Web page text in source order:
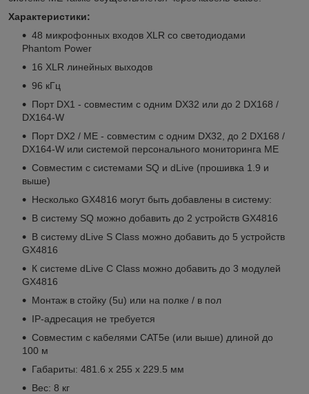
Характеристики:
48 микрофонных входов XLR со светодиодами
Phantom Power
16 XLR линейных выходов
96 кГц
Порт DX1 - совместим с одним DX32 или до 2 DX168 /
DX164-W
Порт DX2 / ME - совместим с одним DX32, до 2 DX168 /
DX164-W или системой персонального мониторинга ME
Совместим с системами SQ и dLive (прошивка 1.9 и
выше)
Несколько GX4816 могут быть добавлены в систему:
В систему SQ можно добавить до 2 устройств GX4816
В систему dLive S Class можно добавить до 5 устройств
GX4816
К системе dLive C Class можно добавить до 3 модулей
GX4816
Монтаж в стойку (5u) или на полке / в пол
IP-адресация не требуется
Совместим с кабелями CAT5e (или выше) длиной до
100 м
Габариты: 481.6 x 255 x 229.5 мм
Вес: 8 кг